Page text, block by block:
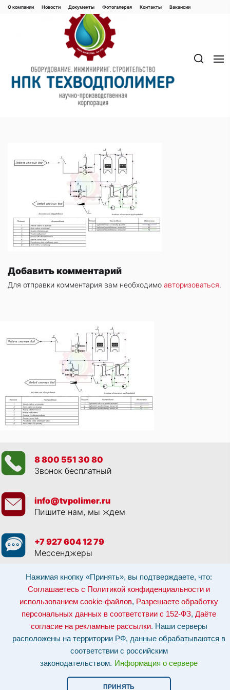
Нажимая кнопку «Принять», вы подтверждаете, что:
Соглашаетесь с Политикой конфиденциальности и
использованием cookie-файлов, Разрешаете обработку
персональных данных в соответствии с 152-ФЗ, Даёте
согласие на рекламные рассылки. Наши серверы
расположены на территории РФ, данные обрабатываются в
соответствии с российским
законодательством. Информация о сервере
ПРИНЯТЬ
Перейти
Добавить комментарий
Для отправки комментария вам необходимо авторизоваться.
О компании Новости Документы Фотогалерея Контaкты Вакaнсии
8 800 551 30 80
Звонок бесплатный
info@tvpolimer.ru
Пишите нам, мы ждем
+7 927 604 12 79
Мессенджеры
Просматривая данный веб сайт, и обращаясь к нам, вы:Соглашаетесь с
Политикой конфиденциальности и использованием cookie-файлов,
Разрешаете обработку персональных данных в соответствии с 152-ФЗ
Даёте согласие на рекламные рассылки.
Отозвать согласие на обработку персональных данных: по эл-почте:
info@tvpolimer.ru| по телефону8 800 551 30 80
соответствии с российским законодательством.Информация о сервере и
Сайт носит исключительно информационный характер и не является
оказания услуг и технических характеристик обращайтесь по контактам,